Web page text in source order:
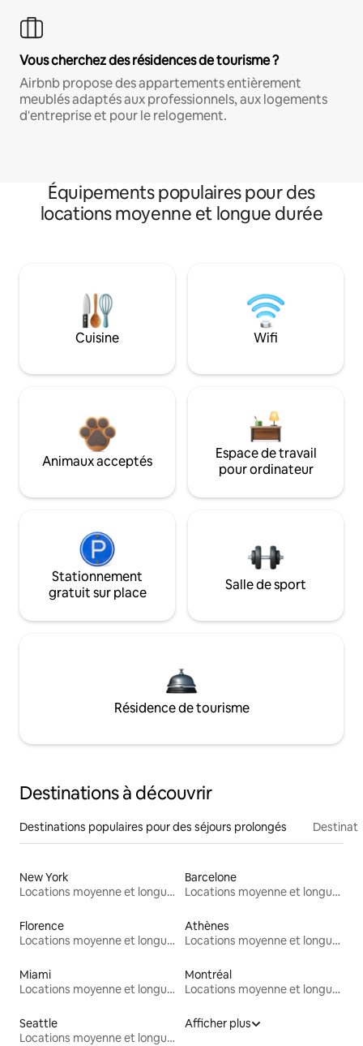
Vous cherchez des résidences de tourisme ?
Airbnb propose des appartements entièrement
meublés adaptés aux professionnels, aux logements
d'entreprise et pour le relogement.
Équipements populaires pour des
locations moyenne et longue durée
Cuisine Wifi
Animaux acceptés
Espace de travail
pour ordinateur
Stationnement
gratuit sur place
Salle de sport
Résidence de tourisme
Destinations à découvrir
Destinations populaires pour des séjours prolongés
New York
Locations moyenne et longue durée
Barcelone
Locations moyenne et longue durée
Florence
Locations moyenne et longue durée
Athènes
Locations moyenne et longue durée
Miami
Locations moyenne et longue durée
Montréal
Locations moyenne et longue durée
Seattle
Locations moyenne et longue durée
Afficher plus